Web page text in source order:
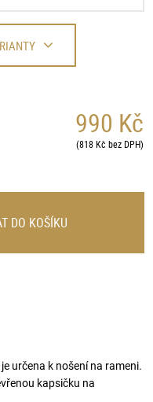
990 Kč
(818 Kč bez DPH)
DO KOŠÍKU
určena k nošení na rameni.
kapsičku na